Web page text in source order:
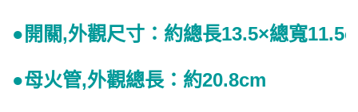
●開關,外觀尺寸：約總長13.5×總寬
●母火管,外觀總長：約20.8cm